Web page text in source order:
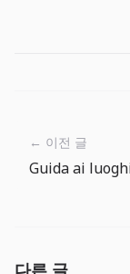
← 이전 글
다른 글